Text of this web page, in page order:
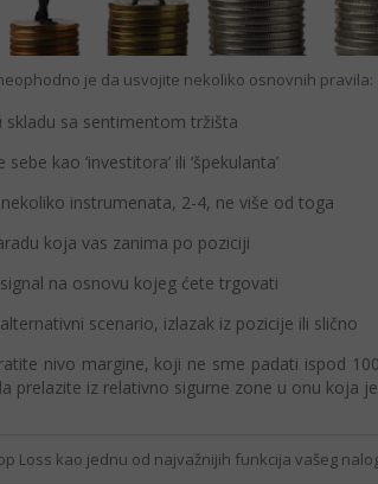
je da usvojite nekoliko osnovnih pravila:
skladu sa sentimentom tržišta
kao ‘investitora’ ili ‘špekulanta’
instrumenata, 2-4, ne više od toga
koja vas zanima po poziciji
na osnovu kojeg ćete trgovati
scenario, izlazak iz pozicije ili slično
nivo margine, koji ne sme padati ispod
prelazite iz relativno sigurne zone u onu koja
Loss kao jednu od najvažnijih funkcija vašeg